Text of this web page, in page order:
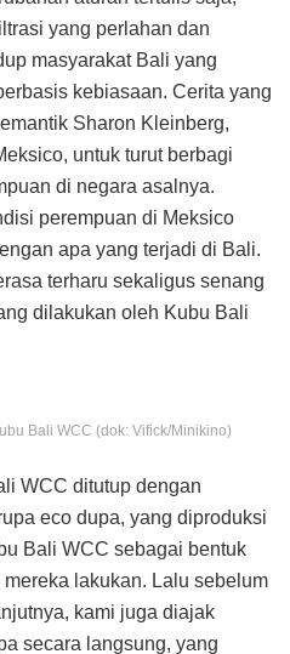
yang perlahan dan
masyarakat Bali yang
kebiasaan. Cerita yang
Sharon Kleinberg,
untuk turut berbagi
di negara asalnya.
perempuan di Meksico
apa yang terjadi di Bali.
terharu sekaligus senang
dilakukan oleh Kubu Bali
Bali WCC (dok: Vifick/Minikino)
WCC ditutup dengan
eco dupa, yang diproduksi
Bali WCC sebagai bentuk
lakukan. Lalu sebelum
kami juga diajak
secara langsung, yang